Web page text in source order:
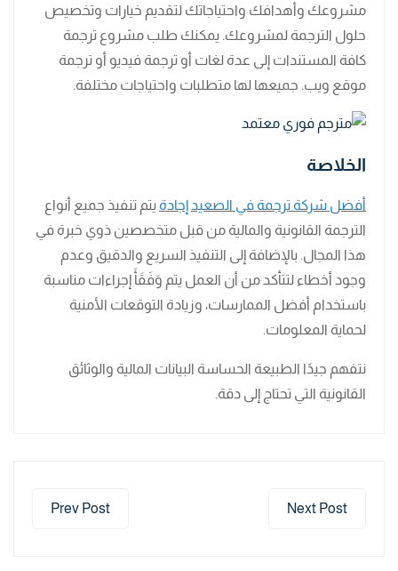
مشروعك وأهدافك واحتياجاتك لتقديم خيارات وتخصيص
حلول الترجمة لمشروعك. يمكنك طلب مشروع ترجمة
كافة المستندات إلى عدة لغات أو ترجمة فيديو أو ترجمة
موقع ويب. جميعها لها متطلبات واحتياجات مختلفة.
الخلاصة
أفضل شركة ترجمة في الصعيد إجادة يتم تنفيذ جميع أنواع
الترجمة القانونية والمالية من قبل متخصصين ذوي خبرة في
هذا المجال. بالإضافة إلى التنفيذ السريع والدقيق وعدم
وجود أخطاء لتتأكد من أن العمل يتم وَفَقَأَ إجراءات مناسبة
باستخدام أفضل الممارسات، وزيادة التوقعات الأمنية
لحماية المعلومات.
نتفهم جيدًا الطبيعة الحساسة البيانات المالية والوثائق
القانونية التي تحتاج إلى دقة.
Prev Post Next Post